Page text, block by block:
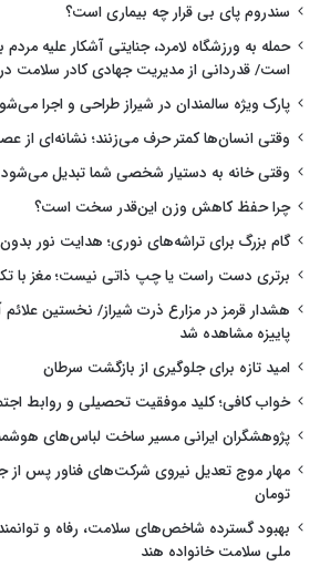
سندروم پای بی قرار چه بیماری است؟
حمله به ورزشگاه لامرد، جنایتی آشکار علیه
است/ قدردانی از مدیریت جهادی کادر سلامت
پارک ویژه سالمندان در شیراز طراحی و اجرا
وقتی انسان‌ها کمتر حرف می‌زنند؛ نشانه‌ای از
وقتی خانه به دستیار شخصی شما تبدیل می‌شود
چرا حفظ کاهش وزن این‌قدر سخت است؟
گام بزرگ برای تراشه‌های نوری؛ هدایت نور
برتری دست راست یا چپ ذاتی نیست؛ مغز با
هشدار قرمز در مزارع ذرت شیراز/ نخستین
پاییزه مشاهده شد
امید تازه برای جلوگیری از بازگشت سرطان
خواب کافی؛ کلید موفقیت تحصیلی و روابط
پژوهشگران ایرانی مسیر ساخت لباس‌های
تومان
بهبود گسترده شاخص‌های سلامت، رفاه و
ملی سلامت خانواده هند